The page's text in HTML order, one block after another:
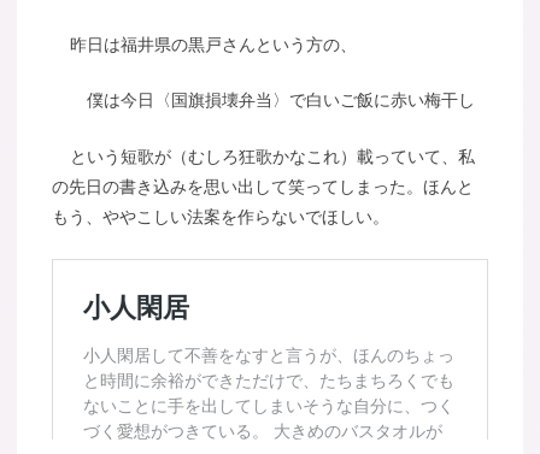
昨日は福井県の黒戸さんという方の、
僕は今日〈国旗損壊弁当〉で白いご飯に赤い梅干し
という短歌が（むしろ狂歌かなこれ）載っていて、私
の先日の書き込みを思い出して笑ってしまった。ほんと
もう、ややこしい法案を作らないでほしい。